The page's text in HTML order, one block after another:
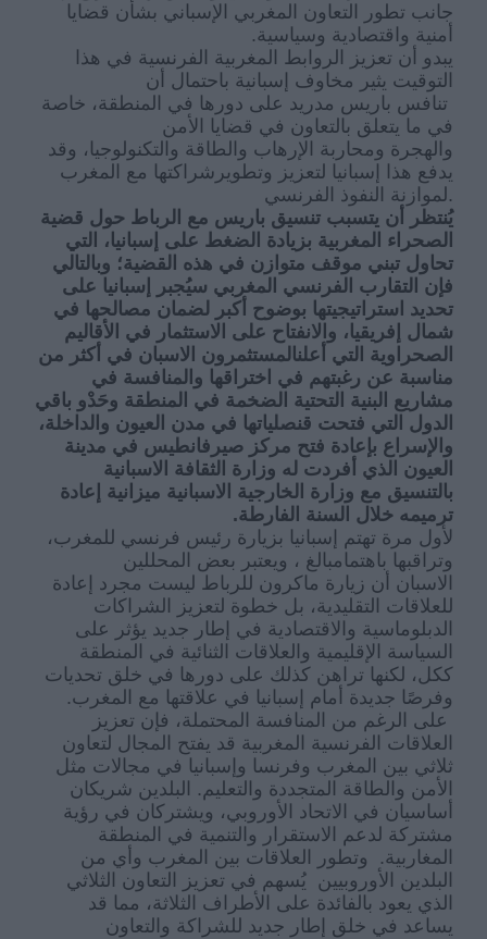
جانب تطور التعاون المغربي الإسباني بشأن قضايا
أمنية واقتصادية وسياسية.
يبدو أن تعزيز الروابط المغربية الفرنسية في هذا
التوقيت يثير مخاوف إسبانية باحتمال أن
تنافس باريس مدريد على دورها في المنطقة، خاصة
في ما يتعلق بالتعاون في قضايا
الأمن
و الهجرة ومحاربة الإرهاب والطاقة والتكنولوجيا ، و قد
يدفع هذا إسبانيا لتعزيز وتطوير شراكتها مع المغرب
لموازنة النفوذ الفرنسي.
يُنتظر أن يتسبب تنسيق باريس مع الرباط حول قضية
الصحراء المغربية بزيادة الضغط على إسبانيا، التي
تحاول تبني موقف متوازن في هذه القضية؛ وبالتالي
فإن التقارب الفرنسي المغربي سيجبر إسبانيا على
تحديد استراتيجيتها بوضوح أكبر لضمان مصالحها في
شمال إفريقيا، والانفتاح على الاستثمار في الأقاليم
الصحراوية التي أعلنالمستثمر ون الاسبان في أكثر من
مناسبة عن رغبتهم في اختراقها والمنافسة في
مشاريع البنية التحتية الضخمة في المنطقة وحدو باقي
الدول التي فتحت قنصلياتها في مدن العيون والداخلة،
والإسراع بإعادة فتح مركزصيرفانطيس في مدينة
العيون الذي أفردت له وزارة الثقافة الاسبانية
بالتنسيق مع وزارة الخارجية الاسبانية ميزانية إعادة
ترميمه خلال السنة الفارطة.
لأول مرة تهتم إسبانيا بزيارة رئيس فرنسي للمغرب،
وتراقبها باهتمامبالغ ، ويعتبر بعض المحللين
الاسبان أن زيارة ماكرون للرباط ليست مجرد إعادة
للعلاقات التقليدية، بل خطوة لتعزيز الشراكات
الدبلوماسية والاقتصادية في إطار جديد يؤثر على
السياسة الإقليمية والعلاقات الثنائية في المنطقة
ككل، لكنها تراهن كذلك على دورها في خلق تحديات
وفرصًا جديدة أمام إسبانيا في علاقتها مع المغرب.
على الرغم من المنافسة المحتملة، فإن تعزيز
العلاقات الفرنسية المغربية قد يفتح المجال لتعاون
ثلاثي بين المغرب وفرنسا وإسبانيا في مجالات مثل
الأمن والطاقة المتجددة والتعليم.
البلدين شريكان
أساسيان في الاتحاد الأوروبي، ويشتركان في رؤية
مشتركة لدعم الاستقرار والتنمية في المنطقة
المغاربية. وتطور
لعلاقات بين المغرب وأي من
البلدين الأوروبيين يسهم في تعزيز التعاون الثلاثي
الذي يعود بالفائدة على الأطراف الثلاثة، مما قد
يساعد في خلق إطار جديد للشراكة وا لتعاون